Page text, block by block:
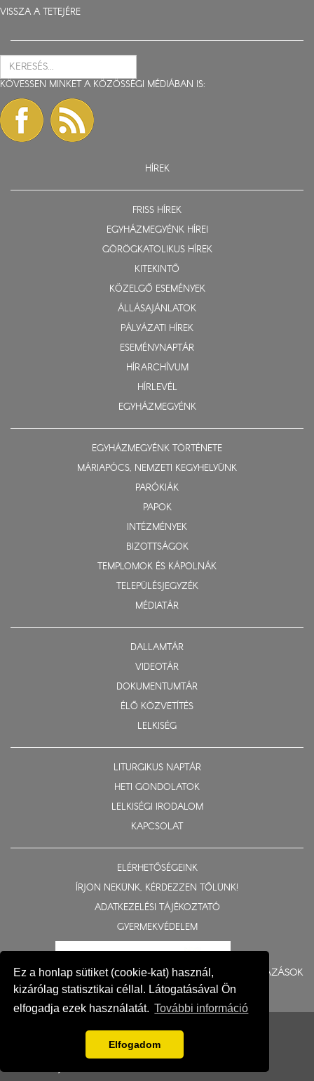
Ez a honlap sütiket (cookie-kat) használ,
kizárólag statisztikai céllal. Látogatásával Ön
elfogadja ezek használatát. További információ
Elfogadom
VISSZA A TETEJÉRE
KÖVESSEN MINKET A KÖZÖSSÉGI MÉDIÁBAN IS:
HÍREK
FRISS HÍREK
EGYHÁZMEGYÉNK HÍREI
GÖRÖGKATOLIKUS HÍREK
KITEKINTŐ
KÖZELGŐ ESEMÉNYEK
ÁLLÁSAJÁNLATOK
PÁLYÁZATI HÍREK
ESEMÉNYNAPTÁR
HÍRARCHÍVUM
HÍRLEVÉL
EGYHÁZMEGYÉNK
EGYHÁZMEGYÉNK TÖRTÉNETE
MÁRIAPÓCS, NEMZETI KEGYHELYÜNK
PARÓKIÁK
PAPOK
INTÉZMÉNYEK
BIZOTTSÁGOK
TEMPLOMOK ÉS KÁPOLNÁK
TELEPÜLÉSJEGYZÉK
MÉDIATÁR
DALLAMTÁR
VIDEOTÁR
DOKUMENTUMTÁR
ÉLŐ KÖZVETÍTÉS
LELKISÉG
LITURGIKUS NAPTÁR
HETI GONDOLATOK
LELKISÉGI IRODALOM
KAPCSOLAT
ELÉRHETŐSÉGEINK
ÍRJON NEKÜNK, KÉRDEZZEN TŐLÜNK!
ADATKEZELÉSI TÁJÉKOZTATÓ
GYERMEKVÉDELEM
BERUHÁZÁSOK
Impresszum
Fejlesztés: Gerner Attila, Zadubenszki Norbert